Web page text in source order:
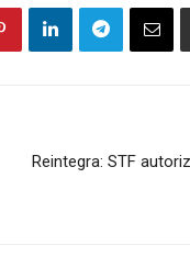
Reintegra: STF